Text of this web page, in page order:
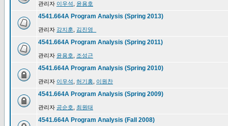
관리자 이우석 윤용호
4541.664A Program Analysis (Spring 2013)
관리자 강지훈 김진영_
4541.664A Program Analysis (Spring 2011)
관리자 윤용호 조성근
4541.664A Program Analysis (Spring 2010)
관리자 이우석 허기홍 이원찬
4541.664A Program Analysis (Spring 2009)
관리자 공순호 최원태
4541.664A Program Analysis (Fall 2008)